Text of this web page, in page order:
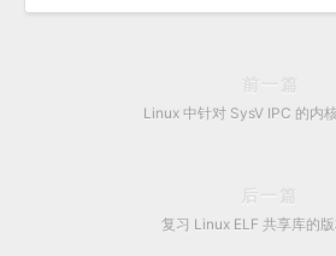
前一篇
Linux 中针对 SysV IPC 的内
后一篇
复习 Linux ELF 共享库的